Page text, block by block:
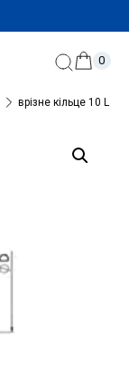
0
врізне кільце 10 L